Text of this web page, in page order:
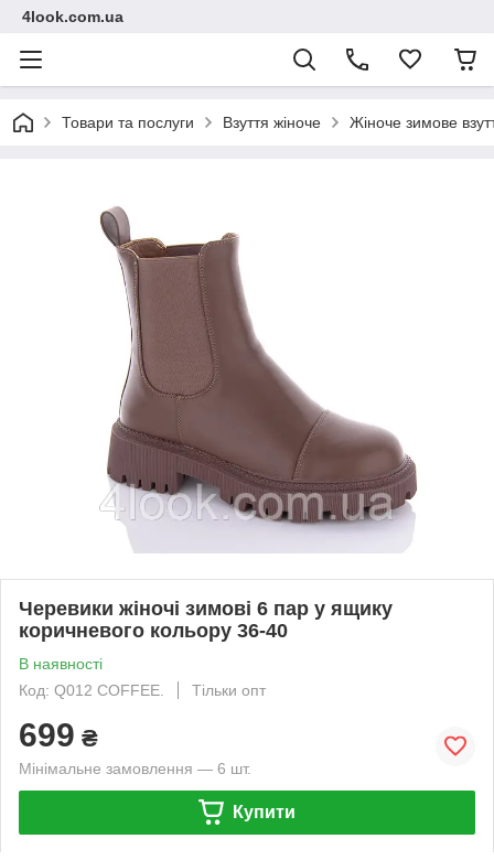
4look.com.ua
Товари та послуги Взуття жіноче Жіноче зимове
Черевики жіночі зимові 6 пар у ящику
коричневого кольору 36-40
В наявності
Код: Q012 COFFEE.
Тільки опт
699 ₴
Мінімальне замовлення — 6 шт.
Купити